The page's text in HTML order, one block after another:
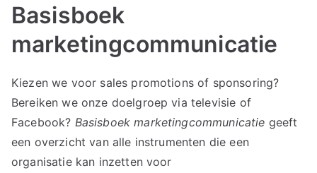
Basisboek
marketingcommunicatie
Kiezen we voor sales promotions of sponsoring?
Bereiken we onze doelgroep via televisie of
Facebook? Basisboek marketingcommunicatie geeft
een overzicht van alle instrumenten die een
organisatie kan inzetten voor